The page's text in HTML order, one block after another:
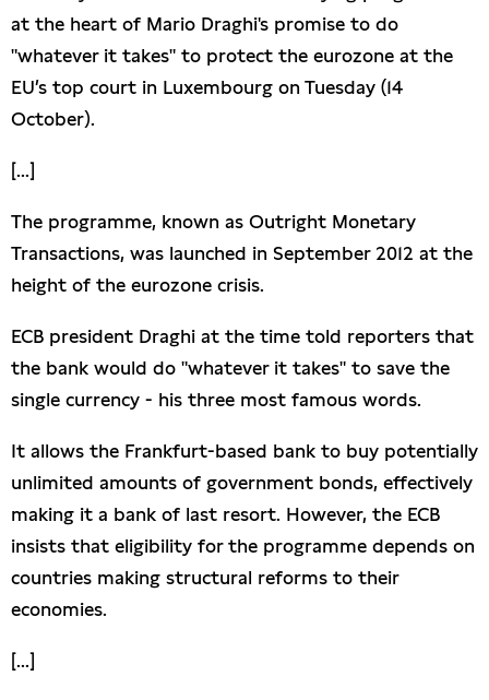
Anfragen (Archivseite)
at the heart of Mario Draghi's promise to do
"whatever it takes" to protect the eurozone at the
EU’s top court in Luxembourg on Tuesday (14
October).
[...]
The programme, known as Outright Monetary
Transactions, was launched in September 2012 at the
height of the eurozone crisis.
ECB president Draghi at the time told reporters that
the bank would do "whatever it takes" to save the
single currency - his three most famous words.
It allows the Frankfurt-based bank to buy potentially
unlimited amounts of government bonds, effectively
making it a bank of last resort. However, the ECB
insists that eligibility for the programme depends on
countries making structural reforms to their
economies.
[...]